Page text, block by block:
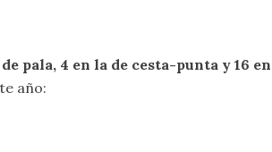
pala, 4 en la de cesta-punta y 16
año: